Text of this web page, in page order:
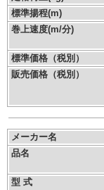
標準揚程(m)
巻上速度(m/分)
標準価格（税別）
販売価格（税別）
メーカー名
品名
型 式